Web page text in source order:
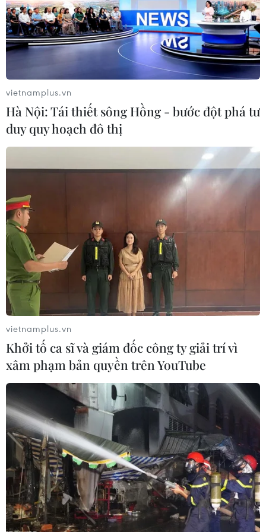
2.000m2 đất rừng trong Vườn Quốc gia
Bidoup-Núi Bà bị cày xới
05/11/2019 11:27
Ngày 31/10, lực lượng chức năng phát hiện Nguyễn
Hồng Quang dùng máy cày cày xới đất tại lô A2,
khoảnh 3, tiểu khu 112A Vườn quốc gia Bidoup-Núi Bà,
thị trấn Lạc Dương.
Khởi tố, bắt tạm giam công an viên nhận
vietnamplus.vn
Hà Nội: Tái thiết sông Hồng - bước đột phá tư
duy quy hoạch đô thị
vietnamplus.vn
Khởi tố ca sĩ và giám đốc công ty giải trí vì
xâm phạm bản quyền trên YouTube